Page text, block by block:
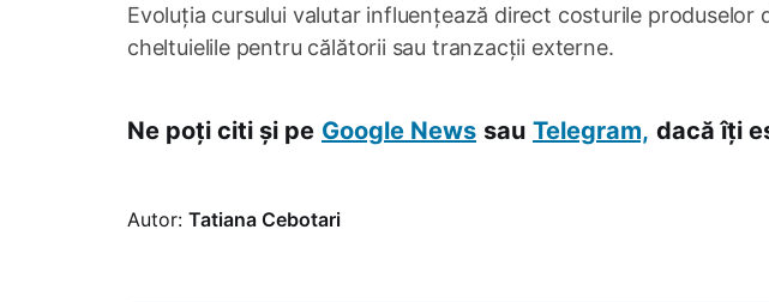
Evoluția cursului valutar influențează direct costurile
cheltuielile pentru călătorii sau tranzacții externe.
Ne poți citi și pe Google News sau Telegram, dacă îți
Autor: Tatiana Cebotari